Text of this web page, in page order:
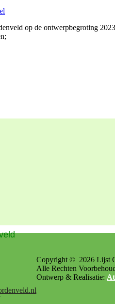
op de ontwerpbegroting
Copyright © 2026 Lijst
Alle Rechten
Ontwerp & Realisatie: